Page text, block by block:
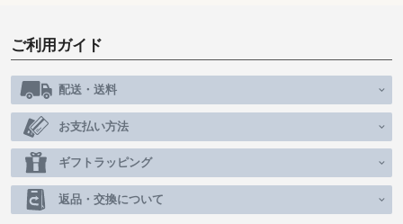
ご利用ガイド
配送・送料
お支払い方法
ギフトラッピング
返品・交換について